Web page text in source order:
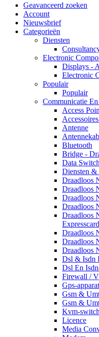
Geavanceerd zoeken
Account
Nieuwsbrief
Categorieën
Diensten
Electronic
Displays -
Electronic
Populair
Populair
Communicatie
Access
Antenne
Bluetooth
Bridge -
Data Switch
Diensten &
Draadloos
Draadloos
Draadloos
Draadloos
Draadloos
Expresscard
Draadloos
Draadloos
Draadloos
Dsl & Isdn
Dsl En
Firewall /
Gps-
Gsm &
Gsm &
Kvm-
Licence
Media